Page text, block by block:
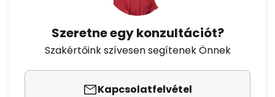
Szeretne egy konzultációt?
Szakértőink szívesen segítenek Önnek
Kapcsolatfelvétel